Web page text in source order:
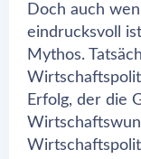
Doch auch
eindrucksvoll
Mythos.
Erfolg, der die